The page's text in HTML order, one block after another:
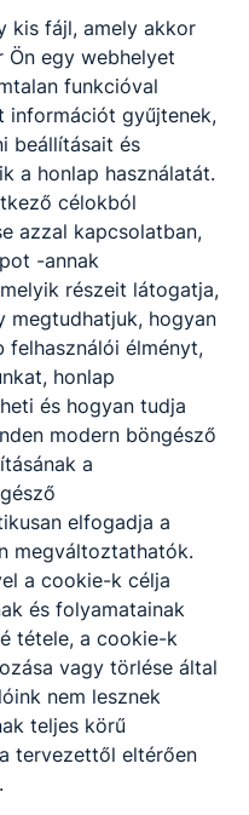
-
-
kis fájl, amely akkor
Ön egy webhelyet
funkcióval
információt gyűjtenek,
beállításait és
a honlap használatát.
célokból
azzal kapcsolatban,
-annak
részeit látogatja,
megtudhatjuk, hogyan
felhasználói élményt,
honlap
és hogyan tudja
modern böngésző
a
elfogadja a
megváltoztathatók.
a cookie-k célja
és folyamatainak
tétele, a cookie-k
vagy törlése által
nem lesznek
teljes körű
tervezettől eltérően